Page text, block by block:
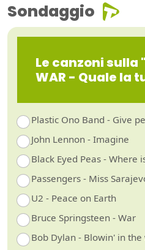
Sondaggio
Le canzoni sulla
WAR - Quale la
Plastic Ono Band - Give
John Lennon - Imagine
Black Eyed Peas - Where
Passengers - Miss
U2 - Peace on Earth
Bruce Springsteen - War
Bob Dylan - Blowin' in the